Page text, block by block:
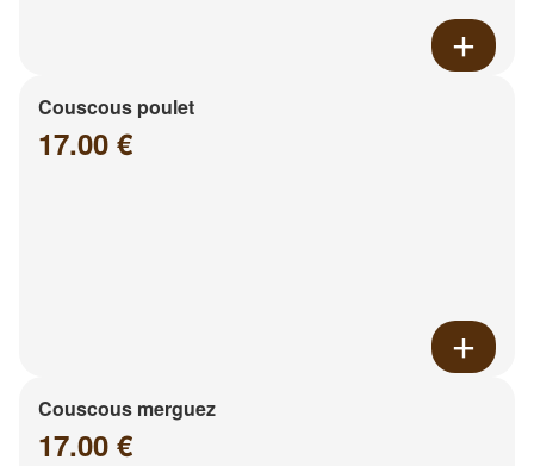
Couscous poulet
17.00 €
Couscous merguez
17.00 €